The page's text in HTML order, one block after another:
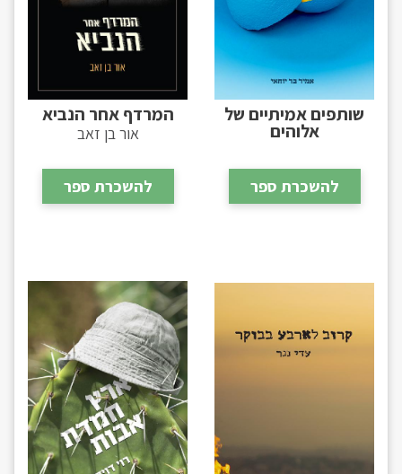
שותפים אמיתיים של
אלוהים
להשכרת ספר
המרדף אחר הנביא
אור בן זאב
להשכרת ספר